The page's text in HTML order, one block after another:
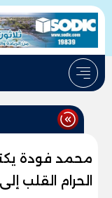
محمد فودة
الحرام القلب إلى